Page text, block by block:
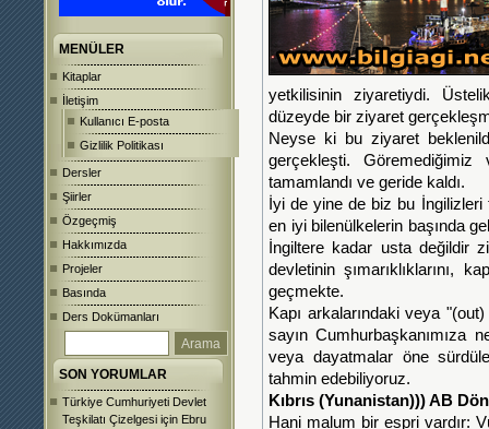
MENÜLER
Kitaplar
İletişim
Kullanıcı E-posta
Gizlilik Politikası
Dersler
Şiirler
Özgeçmiş
Hakkımızda
Projeler
Basında
Ders Dokümanları
SON YORUMLAR
Türkiye Cumhuriyeti Devlet
Teşkilatı Çizelgesi için Ebru
yetkilisinin ziyaretiydi.
düzeyde bir ziyaret
Neyse ki bu ziyaret
gerçekleşti.
tamamlandı ve geride kaldı.
İyi de yine de biz bu İngilizleri
en iyi bilenülkelerin başında
İngiltere kadar usta değildir
devletinin şımarıklıklarını,
geçmekte.
Kapı arkalarındaki veya
sayın Cumhurbaşkanımıza
veya dayatmalar öne
tahmin edebiliyoruz.
Kıbrıs (Yunanistan))) AB
Hani malum bir espri vardır: